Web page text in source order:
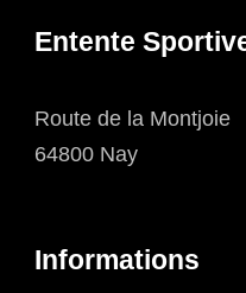
Entente
Route de la Montjoie
64800 Nay
Informations